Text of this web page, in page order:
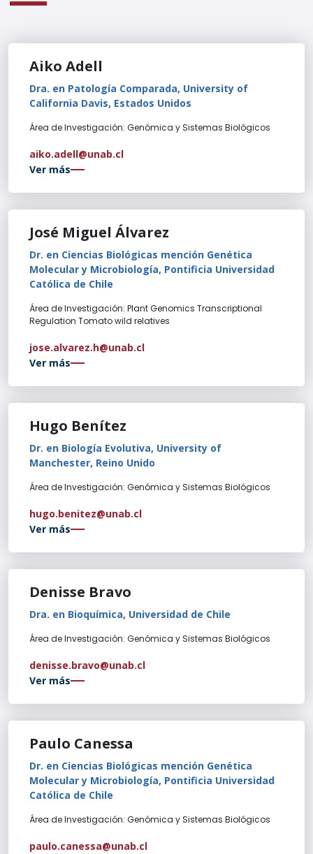
Aiko Adell
Dra. en Patología Comparada, University of
California Davis, Estados Unidos
Área de Investigación: Genómica y Sistemas Biológicos
aiko.adell@unab.cl
Ver más
José Miguel Álvarez
Dr. en Ciencias Biológicas mención Genética
Molecular y Microbiología, Pontificia Universidad
Católica de Chile
Área de Investigación: Plant Genomics Transcriptional
Regulation Tomato wild relatives
jose.alvarez.h@unab.cl
Ver más
Hugo Benítez
Dr. en Biología Evolutiva, University of
Manchester, Reino Unido
Área de Investigación: Genómica y Sistemas Biológicos
hugo.benitez@unab.cl
Ver más
Denisse Bravo
Dra. en Bioquímica, Universidad de Chile
Área de Investigación: Genómica y Sistemas Biológicos
denisse.bravo@unab.cl
Ver más
Paulo Canessa
Dr. en Ciencias Biológicas mención Genética
Molecular y Microbiología, Pontificia Universidad
Católica de Chile
Área de Investigación: Genómica y Sistemas Biológicos
paulo.canessa@unab.cl